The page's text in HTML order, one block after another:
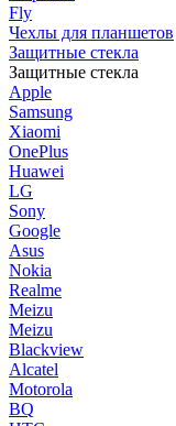
Fly
Чехлы для планшетов
Защитные стекла
Защитные стекла
Apple
Samsung
Xiaomi
OnePlus
Huawei
LG
Sony
Google
Asus
Nokia
Realme
Meizu
Meizu
Blackview
Alcatel
Motorola
BQ